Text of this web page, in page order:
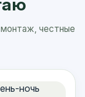
честные